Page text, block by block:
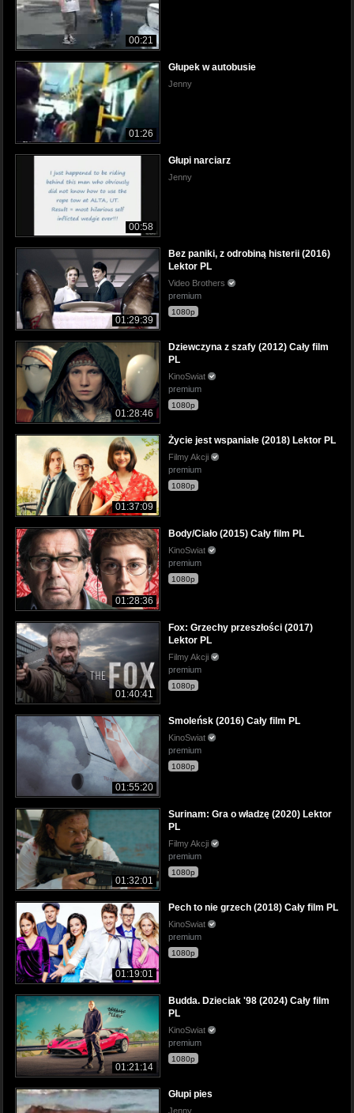
00:21
01:26
Głupek w autobusie
Jenny
00:58
Głupi narciarz
Jenny
01:29:39
Bez paniki, z odrobiną histerii (2016)
Lektor PL
Video Brothers
premium
1080p
01:28:46
Dziewczyna z szafy (2012) Cały film
PL
KinoSwiat
premium
1080p
01:37:09
Życie jest wspaniałe (2018) Lektor PL
Filmy Akcji
premium
1080p
01:28:36
Body/Ciało (2015) Cały film PL
KinoSwiat
premium
1080p
01:40:41
Fox: Grzechy przeszłości (2017)
Lektor PL
Filmy Akcji
premium
1080p
01:55:20
Smoleńsk (2016) Cały film PL
KinoSwiat
premium
1080p
01:32:01
Surinam: Gra o władzę (2020) Lektor
PL
Filmy Akcji
premium
1080p
01:19:01
Pech to nie grzech (2018) Cały film PL
KinoSwiat
premium
1080p
01:21:14
Budda. Dzieciak '98 (2024) Cały film
PL
KinoSwiat
premium
1080p
Głupi pies
Jenny